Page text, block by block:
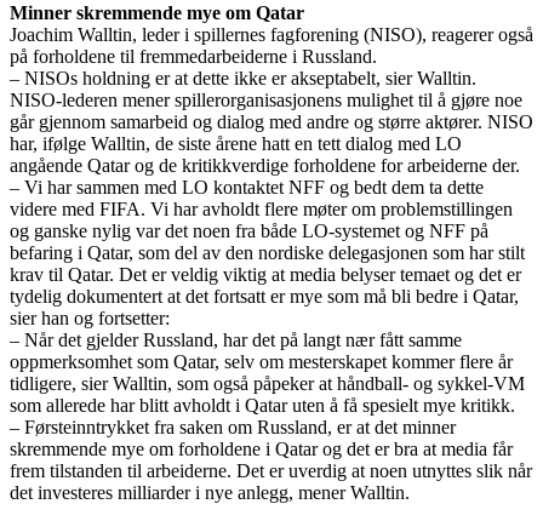
Minner skremmende mye om Qatar
Joachim Walltin, leder i spillernes fagforening (NISO), reagerer også
på forholdene til fremmedarbeiderne i Russland.
– NISOs holdning er at dette ikke er akseptabelt, sier Walltin.
NISO-lederen mener spillerorganisasjonens mulighet til å gjøre noe
går gjennom samarbeid og dialog med andre og større aktører. NISO
har, ifølge Walltin, de siste årene hatt en tett dialog med LO
angående Qatar og de kritikkverdige forholdene for arbeiderne der.
– Vi har sammen med LO kontaktet NFF og bedt dem ta dette
videre med FIFA. Vi har avholdt flere møter om problemstillingen
og ganske nylig var det noen fra både LO-systemet og NFF på
befaring i Qatar, som del av den nordiske delegasjonen som har stilt
krav til Qatar. Det er veldig viktig at media belyser temaet og det er
tydelig dokumentert at det fortsatt er mye som må bli bedre i Qatar,
sier han og fortsetter:
– Når det gjelder Russland, har det på langt nær fått samme
oppmerksomhet som Qatar, selv om mesterskapet kommer flere år
tidligere, sier Walltin, som også påpeker at håndball- og sykkel-VM
som allerede har blitt avholdt i Qatar uten å få spesielt mye kritikk.
– Førsteinntrykket fra saken om Russland, er at det minner
skremmende mye om forholdene i Qatar og det er bra at media får
frem tilstanden til arbeiderne. Det er uverdig at noen utnyttes slik når
det investeres milliarder i nye anlegg, mener Walltin.